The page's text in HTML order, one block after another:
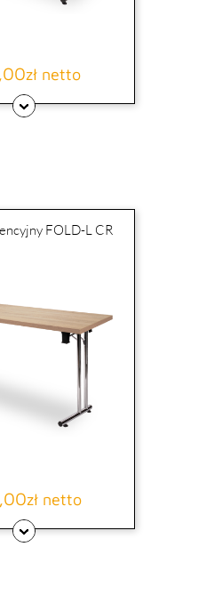
,00zł netto
FOLD-L CR
zł netto